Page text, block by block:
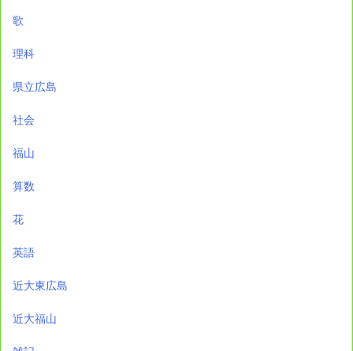
歌
理科
県立広島
社会
福山
算数
花
英語
近大東広島
近大福山